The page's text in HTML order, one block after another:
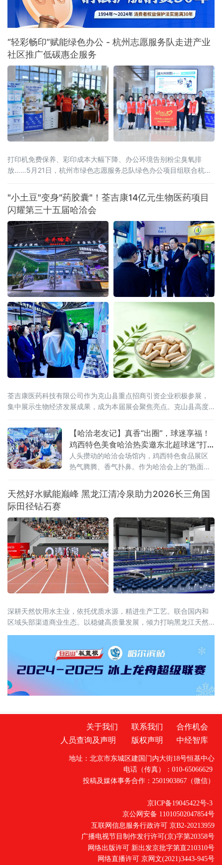
“轻彩畅印”赋能绿色办公 - 杭州志愿服务队走进产业
社区推广低碳惠企服务
打印机免费保养、彩印成本大幅下降、办公环境告别粉尘臭氧排
放……5月21日，杭州市绿色志愿服务总队绿色办公项目组联合杭州
设备有限公司等机构，组织志愿者走进滨江区西兴产业社区，在盛
大科技园开展绿色办公主题惠企服务。由爱普生（中国）有限公司
与杭州神驰数码办公设备有限公司共同推进的“轻彩畅印”方案成为亮
点，该方案以独家冷
"小土豆"变身"药胶囊"！荃吉康14亿元生物医药项目
闪耀第三十五届哈洽会
荃吉康医药科技有限公司作为克山县重点招商引资企业积极参展，
集中展示生物经济发展成果，成为本届展会聚焦亮点。克山县高度
定生物经济发展方向，积极推动马铃薯深加工与医
【哈洽老友记】真香“出圈”，球迷享福！
鸡西特色美食哈洽热卖邀东北超球迷“打
卡尝鲜”
人头攒动的哈洽会场馆内，鸡西特色食品展区
热气腾腾、香气扑鼻。作为哈洽会上的“熟面
注，直径近一米的超大不锈钢盆前，创始人金
正花戴着卫生手套，现场沉浸式翻拌红油辣
早到晚始终客流爆满。“地道辣菜”人气爆棚，球
迷专属福利暖心上线展台之上，一袋袋包装精
美的鸡西大冷面、窖缸酸菜、风味糖蒜整齐堆
叠，明码标价的菜
天然好水赋能巅峰 黑龙江清冷泉助力2026长三角国
际田径钻石赛
深耕天然饮用水主业，依托优质水源，精进生产工艺。联合国内和
区域头部渠道商业生态。以稳健高质量发展，倾力打响黑龙江天然
关于我们 联系我们
合作机会
人员查询及声明
版权声明 中经智库
地址：北京市东城区建国门内大街18号恒基中心
电话（传真）：010-65066629
投稿及媒体事务合作：2501903867（微信）
京ICP备19045422号-3
京公网安备 11010502047854号
互联网信息服务行政许可 京B2-20213959
广播电视节目制作发行许可(京)字第20358号
网络出版许可 新出发京批字第直210310号
网络直播许可 京网文(2021)3443-945号